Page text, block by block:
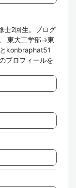
士2回生。プログ
東大工学部→東
konbraphat51
プロフィールを